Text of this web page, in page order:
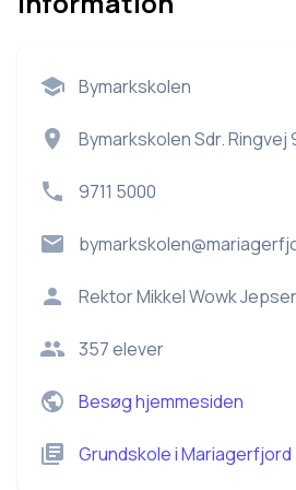
Bymarkskolen
Bymarkskolen Sdr. Ringvej
9711 5000
RektorMikkel Wowk
357elever
Besøg hjemmesiden
GrundskoleiMariagerfjord